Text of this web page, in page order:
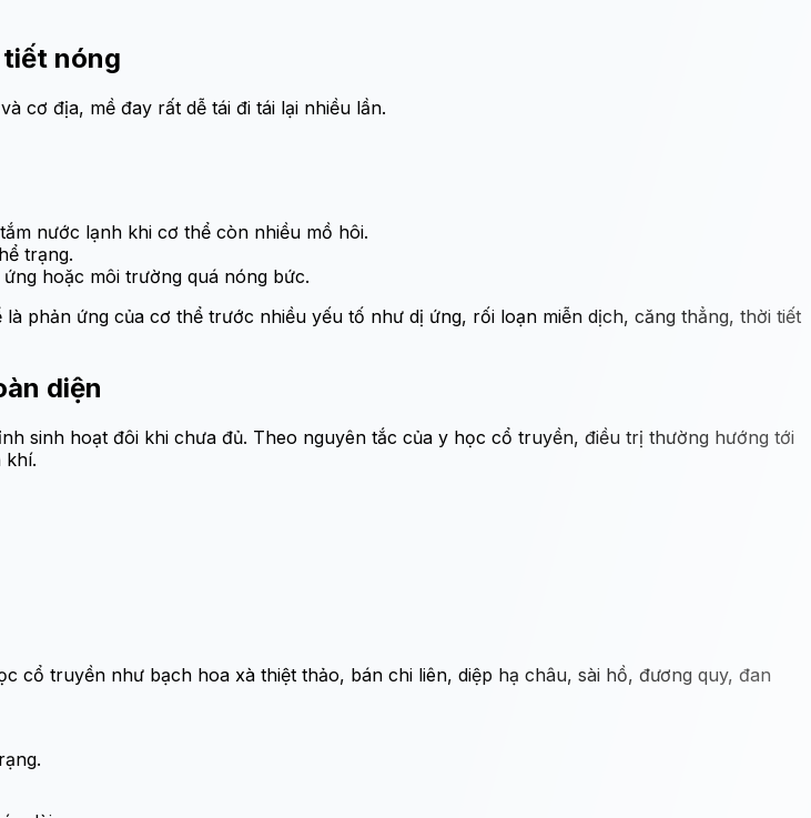
tiết nóng
cơ địa, mề đay rất dễ tái đi tái lại nhiều lần.
nước lạnh khi cơ thể còn nhiều mồ hôi.
trạng.
hoặc môi trường quá nóng bức.
phản ứng của cơ thể trước nhiều yếu tố như dị ứng, rối loạn miễn dịch, căng thẳng, thời tiết
diện
sinh hoạt đôi khi chưa đủ. Theo nguyên tắc của y học cổ truyền, điều trị thường hướng tới
khí.
cổ truyền như bạch hoa xà thiệt thảo, bán chi liên, diệp hạ châu, sài hồ, đương quy, đan